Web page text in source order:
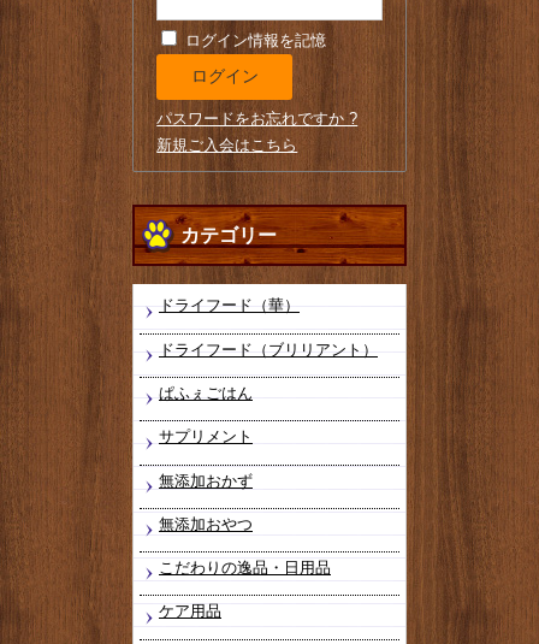
ログイン情報を記憶
パスワードをお忘れですか ?
新規ご入会はこちら
カテゴリー
ドライフード（華）
ドライフード（ブリリアント）
ぱふぇごはん
サプリメント
無添加おかず
無添加おやつ
こだわりの逸品・日用品
ケア用品